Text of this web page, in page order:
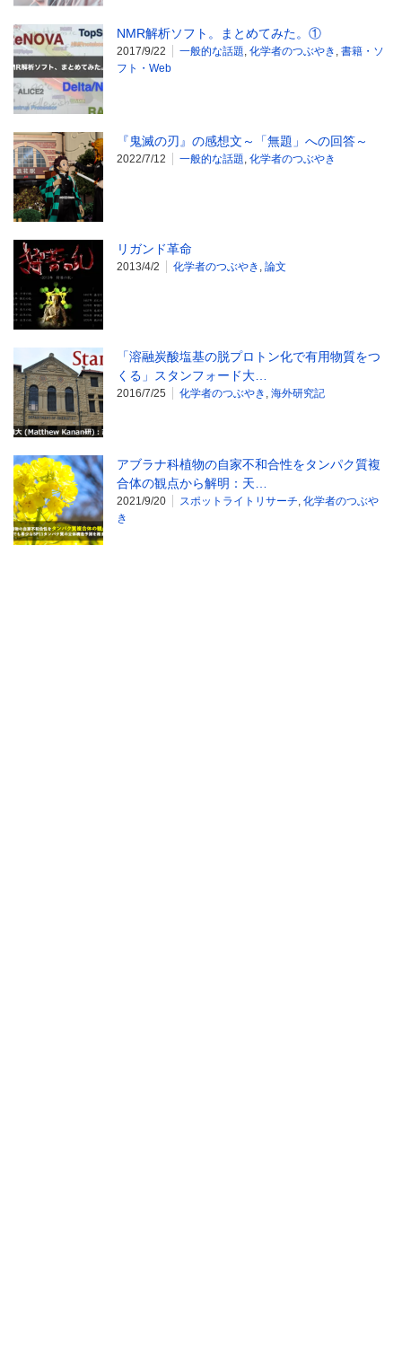
NMR解析ソフト。まとめてみた。①
2017/9/22 一般的な話題, 化学者のつぶやき , 書籍・ソ
フト・Web
『鬼滅の刃』の感想文～「無題」への回答～
2022/7/12 一般的な話題, 化学者のつぶやき
リガンド革命
2013/4/2 化学者のつぶやき , 論文
「溶融炭酸塩基の脱プロトン化で有用物質をつ
くる」スタンフォード大…
2016/7/25 化学者のつぶやき , 海外研究記
アブラナ科植物の自家不和合性をタンパク質複
合体の観点から解明：天…
2021/9/20 スポットライトリサーチ, 化学者のつぶや
き